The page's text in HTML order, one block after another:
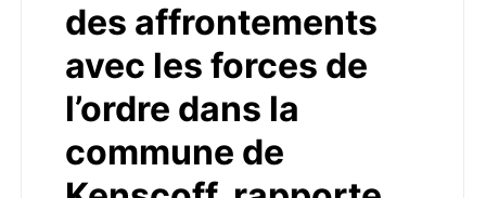
des affrontements
avec les forces de
l’ordre dans la
commune de